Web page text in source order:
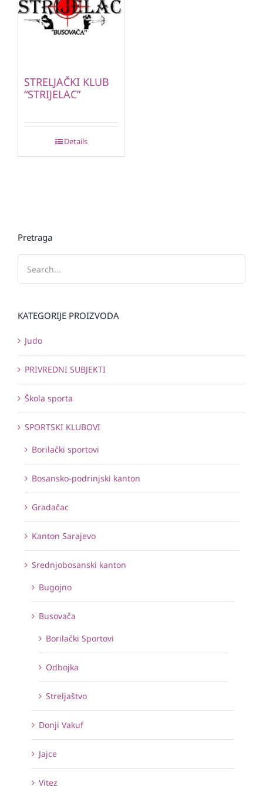
STRELJAČKI KLUB
“STRIJELAC”
Details
Pretraga
KATEGORIJE PROIZVODA
Judo
PRIVREDNI SUBJEKTI
Škola sporta
SPORTSKI KLUBOVI
Borilački sportovi
Bosansko-podrinjski kanton
Gradačac
Kanton Sarajevo
Srednjobosanski kanton
Bugojno
Busovača
Borilački Sportovi
Odbojka
Streljaštvo
Donji Vakuf
Jajce
Vitez